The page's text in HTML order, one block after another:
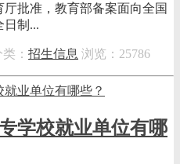
厅批准，教育部备案面向全国
日制...
： 招生信息 浏览：25786
学校就业单位有哪